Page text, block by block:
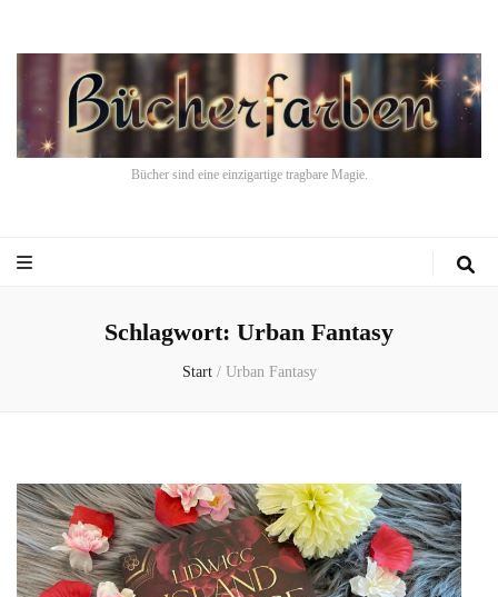
Bücher sind eine einzigartige tragbare Magie.
Schlagwort: Urban Fantasy
Start / Urban Fantasy